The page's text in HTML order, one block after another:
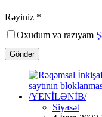
Rəyiniz *
Oxudum və razıyam
Göndər
Siyasət